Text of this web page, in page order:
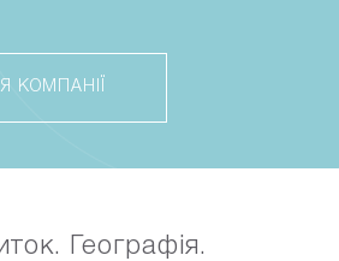
КОМПАНІЇ
Географія.